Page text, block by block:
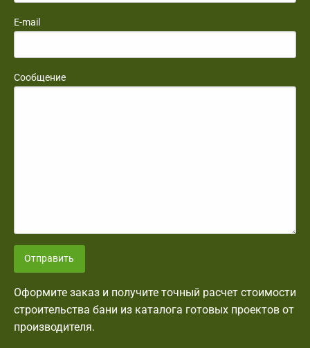
E-mail
Сообщение
Отправить
Оформите заказ и получите точный расчет стоимости
строительства бани из каталога готовых проектов от
производителя.